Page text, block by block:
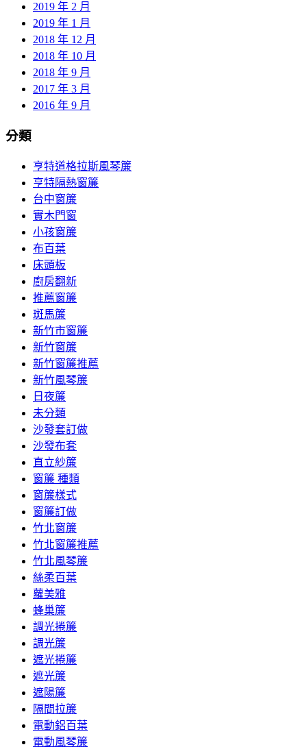
2019 年 2 月
2019 年 1 月
2018 年 12 月
2018 年 10 月
2018 年 9 月
2017 年 3 月
2016 年 9 月
分類
亨特道格拉斯風琴簾
亨特隔熱窗簾
台中窗簾
實木門窗
小孩窗簾
布百葉
床頭板
廚房翻新
推薦窗簾
斑馬簾
新竹市窗簾
新竹窗簾
新竹窗簾推薦
新竹風琴簾
日夜簾
未分類
沙發套訂做
沙發布套
直立紗簾
窗簾 種類
窗簾樣式
窗簾訂做
竹北窗簾
竹北窗簾推薦
竹北風琴簾
絲柔百葉
蘿美雅
蜂巢簾
調光捲簾
調光簾
遮光捲簾
遮光簾
遮陽簾
隔間拉簾
電動鋁百葉
電動風琴簾